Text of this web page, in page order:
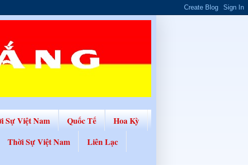
Sự Việt Nam Quốc Tế
Hoa Kỳ
Thời Sự Việt Nam
Liên Lạc